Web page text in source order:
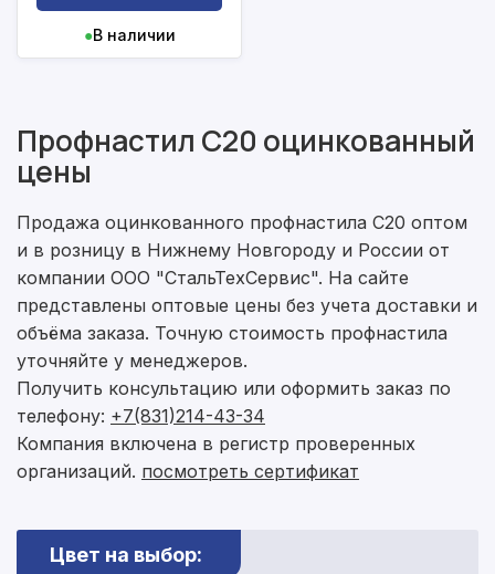
●В наличии
Профнастил С20 оцинкованный
цены
Продажа оцинкованного профнастила С20 оптом
и в розницу в Нижнему Новгороду и России от
компании ООО "СтальТехСервис". На сайте
представлены оптовые цены без учета доставки и
объёма заказа. Точную стоимость профнастила
уточняйте у менеджеров.
Получить консультацию или оформить заказ по
телефону: +7(831)214-43-34
Компания включена в регистр проверенных
организаций. посмотреть сертификат
Цвет на выбор: